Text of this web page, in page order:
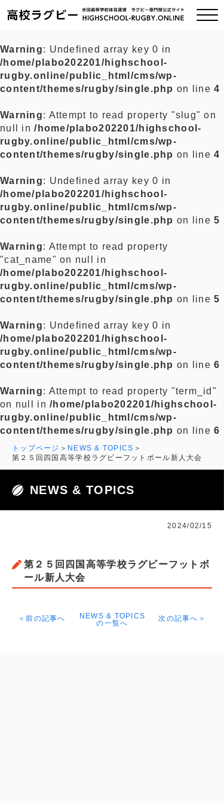
ご挨拶
全国チーム紹介
プライバシーポリシー
お問い合わせ
Warning: Undefined array key 0 in
/home/plabo202201/highschool-
rugby.online/public_html/cms/wp-
content/themes/rugby/single.php on line4
Warning: Attempt to read property "slug" on
null in/home/plabo202201/highschool-
rugby.online/public_html/cms/wp-
content/themes/rugby/single.php on line4
Warning: Undefined array key 0 in
/home/plabo202201/highschool-
rugby.online/public_html/cms/wp-
content/themes/rugby/single.php on line5
Warning: Attempt to read property
"cat_name" on null in
/home/plabo202201/highschool-
rugby.online/public_html/cms/wp-
content/themes/rugby/single.php on line5
Warning: Undefined array key 0 in
/home/plabo202201/highschool-
rugby.online/public_html/cms/wp-
content/themes/rugby/single.php on line6
Warning: Attempt to read property "term_id"
on null in/home/plabo202201/highschool-
rugby.online/public_html/cms/wp-
content/themes/rugby/single.php on line6
トップページ
NEWS & TOPICS
第２５回四国高等学校ラグビーフットボール新人大会
NEWS & TOPICS
2024/02/15
第２５回四国高等学校ラグビーフットボ
ール新人大会
＜前の記事へ
NEWS & TOPICS
の一覧へ
次の記事へ＞